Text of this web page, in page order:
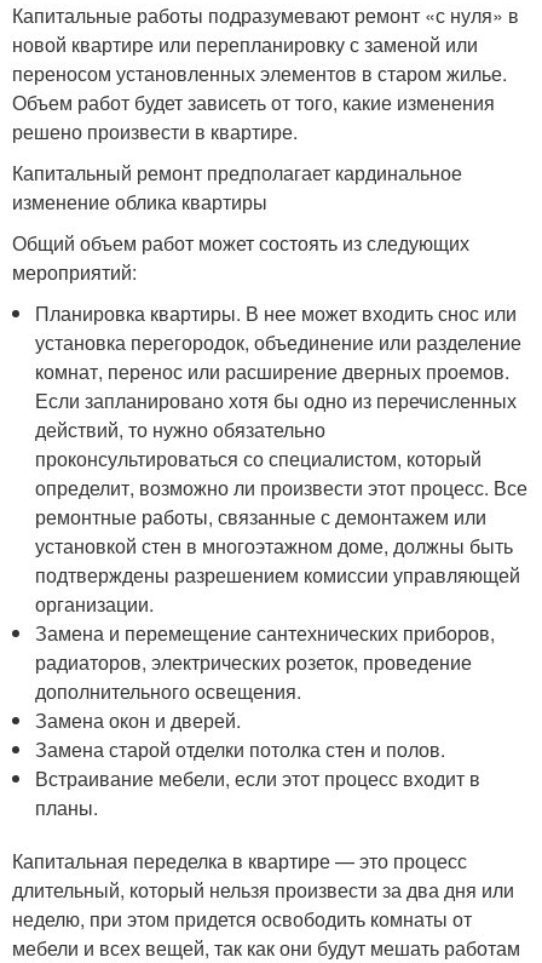
Капитальные работы подразумевают ремонт «с нуля» в
новой квартире или перепланировку с заменой или
переносом установленных элементов в старом жилье.
Объем работ будет зависеть от того, какие изменения
решено произвести в квартире.
Капитальный ремонт предполагает кардинальное
изменение облика квартиры
Общий объем работ может состоять из следующих
мероприятий:
Планировка квартиры. В нее может входить снос или
установка перегородок, объединение или разделение
комнат, перенос или расширение дверных проемов.
Если запланировано хотя бы одно из перечисленных
действий, то нужно обязательно
проконсультироваться со специалистом, который
определит, возможно ли произвести этот процесс. Все
ремонтные работы, связанные с демонтажем или
установкой стен в многоэтажном доме, должны быть
подтверждены разрешением комиссии управляющей
организации.
Замена и перемещение сантехнических приборов,
радиаторов, электрических розеток, проведение
дополнительного освещения.
Замена окон и дверей.
Замена старой отделки потолка стен и полов.
Встраивание мебели, если этот процесс входит в
планы.
Капитальная переделка в квартире — это процесс
длительный, который нельзя произвести за два дня или
неделю, при этом придется освободить комнаты от
мебели и всех вещей, так как они будут мешать работам